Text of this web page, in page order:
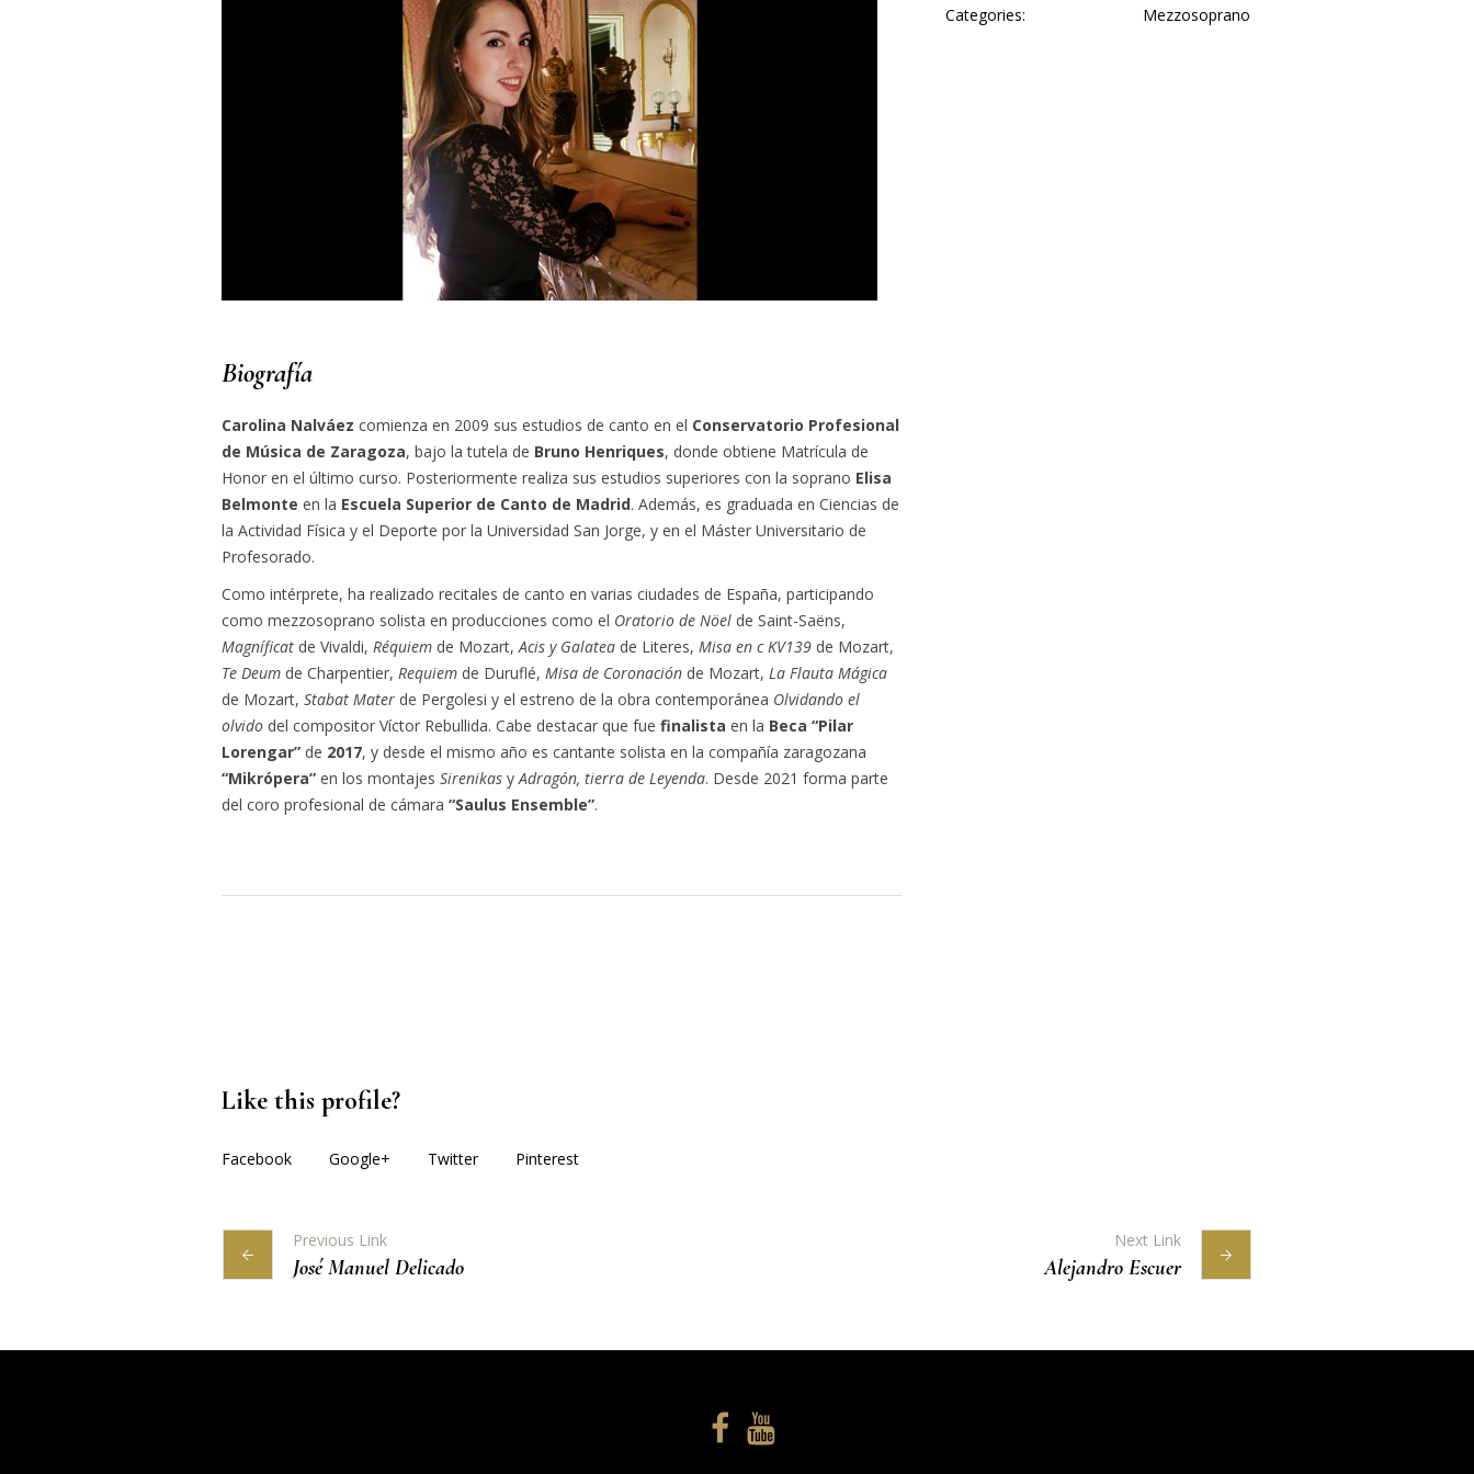
Biografía
Carolina Nalváez comienza en 2009 sus estudios de canto en el Conservatorio Profesional
de Música de Zaragoza, bajo la tutela de Bruno Henriques, donde obtiene Matrícula de
Honor en el último curso. Posteriormente realiza sus estudios superiores con la soprano Elisa
Belmonte en la Escuela Superior de Canto de Madrid. Además, es graduada en Ciencias de
la Actividad Física y el Deporte por la Universidad San Jorge, y en el Máster Universitario de
Profesorado.
Como intérprete, ha realizado recitales de canto en varias ciudades de España, participando
como mezzosoprano solista en producciones como el Oratorio de Nöelde Saint-Saëns,
Magníficatde Vivaldi, Réquiemde Mozart,Acis y Galateade Literes, Misa en c KV139de Mozart,
Te Deum de Charpentier, Requiem de Duruflé, Misa de Coronaciónde Mozart, La Flauta Mágica
de Mozart, Stabat Mater de Pergolesi y el estreno de la obra contemporánea Olvidando el
olvidodel compositor Víctor Rebullida. Cabe destacar que fue finalista en la Beca “Pilar
Lorengar”de 2017, y desde el mismo año es cantante solista en la compañía zaragozana
“Mikrópera”en los montajes Sirenikas yAdragón, tierra de Leyenda. Desde 2021 forma parte
del coro profesional de cámara “Saulus Ensemble”.
Categories: Mezzosoprano
Like this profile?
Facebook Google+ Twitter Pinterest
Previous Link
José Manuel Delicado
Next Link
Alejandro Escuer